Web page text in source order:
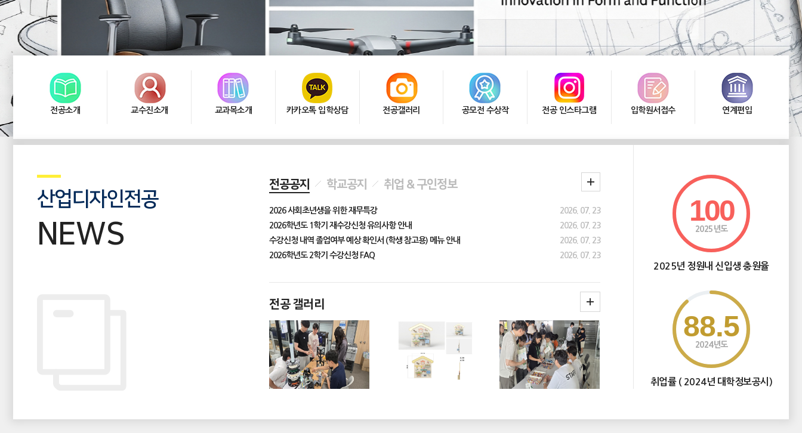
전공소개 교수진소개 교과목소개 카카오톡 입학상담 전공갤러리 공모전 수상작 전공 인스타그램 입학원서접수 연계편입
산업디자인전공
NEWS
전공공지
2026 사회초년생을 위한 재무특강
2026. 07. 23
2026학년도 1학기 재수강신청 유의사항 안내
2026. 07. 23
수강신청 내역 졸업여부 예상 확인서 (학생 참고용) 메뉴 안내
2026. 07. 23
2026학년도 2학기 수강신청 FAQ
2026. 07. 23
학교공지 취업 & 구인정보
전공 갤러리
100
2025년도
2025년 정원내 신입생 충원율
88.5
2024년도
취업률 ( 2024년 대학정보공시)